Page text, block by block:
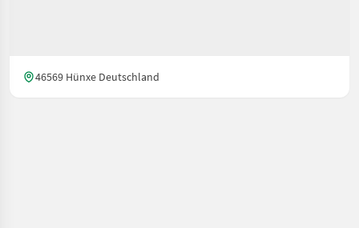
46569 Hünxe Deutschland